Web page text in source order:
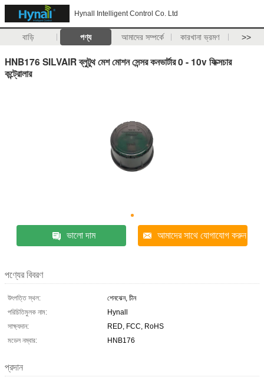
Hynall Intelligent Control Co. Ltd
বাড়ি পণ্য আমাদের সম্পর্কে কারখানা ভ্রমণ >>
HNB176 SILVAIR ব্লুটুথ মেশ মোশন সেন্সর কনভার্টার 0 - 10v ফিক্সচার
কন্ট্রোলার
ভালো দাম আমাদের সাথে যোগাযোগ করুন
পণ্যের বিবরণ
উৎপত্তি স্থল:
শেনঝেন, চীন
পরিচিতিমুলক নাম:
Hynall
সাক্ষ্যদান:
RED, FCC, RoHS
মডেল নম্বার:
HNB176
প্রদান